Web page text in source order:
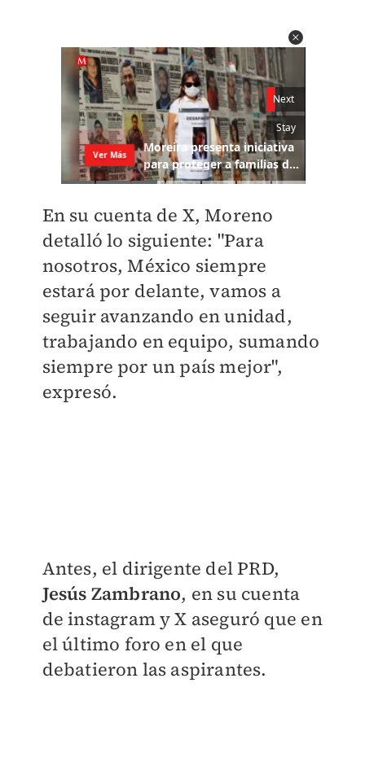
En su cuenta de X, Moreno
detalló lo siguiente: "Para
nosotros, México siempre
estará por delante, vamos a
seguir avanzando en unidad,
trabajando en equipo, sumando
siempre por un país mejor",
expresó.
Antes, el dirigente del PRD,
Jesús Zambrano, en su cuenta
de instagram y X aseguró que en
el último foro en el que
debatieron las aspirantes.